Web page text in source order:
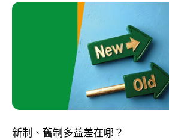
新制、舊制多益差在哪？